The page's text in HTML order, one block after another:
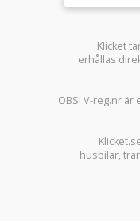
Klicket
erhållas
OBS! V-reg.nr
husbilar,